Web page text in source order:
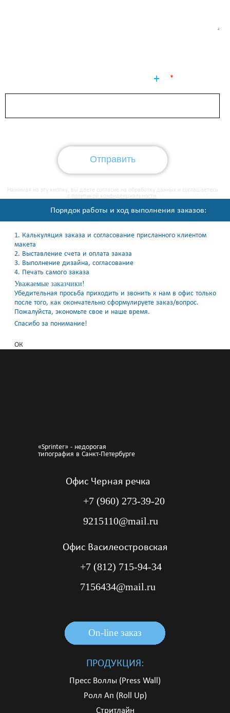
Отправить
Отправить
Отправить
Нажимая на эту кнопку, вы даете согласие на обработку данных и соглашаетесь
с политикой конфиденциальности.
Порядок работы и ход выполнения заказов:
1. Калькуляция заказа и согласование присланного клиентом
макета
2. Выставление счета и оплата заказа
3. Выполнение дизайна, согласование
4. Печать самого заказа
Уважаемые заказчики!
Убедительная просьба приходить и звонить к нам в офис только
после того, как окончательно сформулируете заказ/вопрос.
Пожалуйста, экономьте свое и наше время.
Спасибо за понимание!
ОК
«Sprinter» - недорогая
типография в Санкт-Петербурге
Офис Василеостровская
+7 (812) 715-94-34
7156434@mail.ru
Офис Черная речка
+7 (960) 273-39-20
9215110@mail.ru
On-line заказ
On-line заказ
On-line заказ
ПРОДУКЦИЯ:
Пресс Воллы (Press Wall)
Ролл Ап (Roll Up)
Стритлайн